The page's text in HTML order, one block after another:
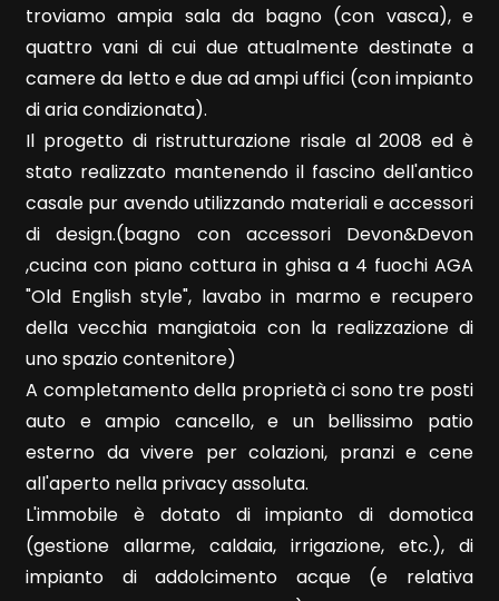
troviamo ampia sala da bagno (con vasca), e
quattro vani di cui due attualmente destinate a
camere da letto e due ad ampi uffici (con impianto
di aria condizionata).
Il progetto di ristrutturazione risale al 2008 ed è
stato realizzato mantenendo il fascino dell'antico
casale pur avendo utilizzando materiali e accessori
di design.(bagno con accessori Devon&Devon
,cucina con piano cottura in ghisa a 4 fuochi AGA
"Old English style", lavabo in marmo e recupero
della vecchia mangiatoia con la realizzazione di
uno spazio contenitore)
A completamento della proprietà ci sono tre posti
auto e ampio cancello, e un bellissimo patio
esterno da vivere per colazioni, pranzi e cene
all'aperto nella privacy assoluta.
L'immobile è dotato di impianto di domotica
(gestione allarme, caldaia, irrigazione, etc.), di
impianto di addolcimento acque (e relativa
3
4
5
5+
Camere
minime
Qualsiasi
2